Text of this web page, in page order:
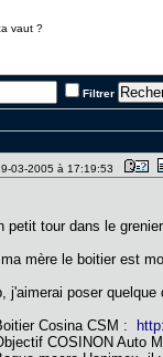
vaut ?
Filtrer
03-2005 à 17:19:53
petit tour dans le
ma mère le boitier est
j'aimerai poser
Cosina CSM :
COSINON Auto